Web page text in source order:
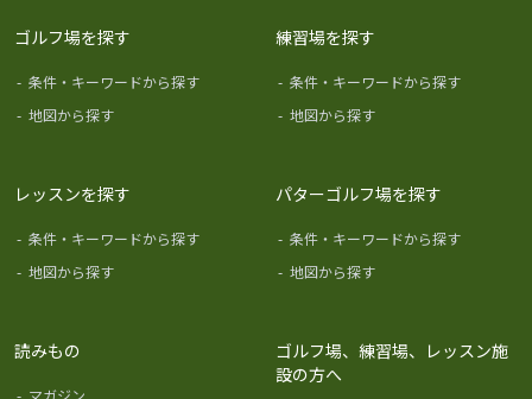
ゴルフ場を探す
- 条件・キーワードから探す
- 地図から探す
練習場を探す
- 条件・キーワードから探す
- 地図から探す
レッスンを探す
- 条件・キーワードから探す
- 地図から探す
パターゴルフ場を探す
- 条件・キーワードから探す
- 地図から探す
読みもの
- マガジン
ゴルフ場、練習場、レッスン施
設の方へ